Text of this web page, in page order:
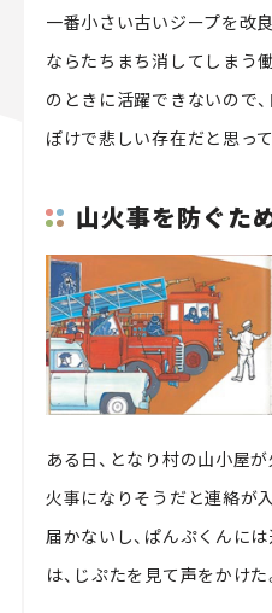
一番小さい古いジープを改
ならたちまち消してしまう
のときに活躍できないので
ぽけで悲しい存在だと思って
山火事を防ぐた
ある日、となり村の山小屋
火事になりそうだと連絡が
届かないし、ぱんぷくんに
は、じぷたを見て声をかけた